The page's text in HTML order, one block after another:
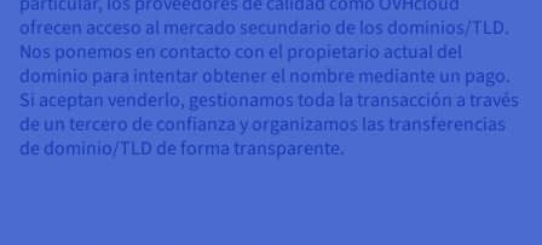
ofrecen acceso al mercado secundario de los dominios/TLD.
Nos ponemos en contacto con el propietario actual del
dominio para intentar obtener el nombre mediante un pago.
Si aceptan venderlo, gestionamos toda la transacción a través
de un tercero de confianza y organizamos las transferencias
de dominio/TLD de forma transparente.